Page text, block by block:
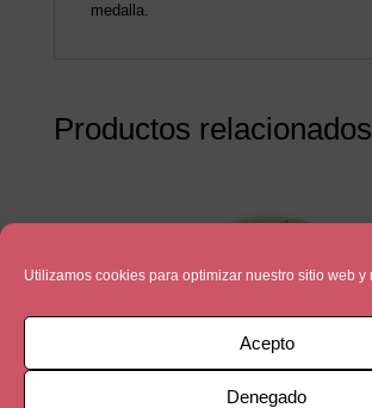
Utilizamos cookies para optimizar nuestro sitio web y
Acepto
Denegado
medalla.
Productos relacionados